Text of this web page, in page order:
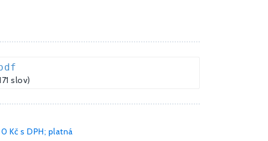
slov)
Kč s DPH; platná